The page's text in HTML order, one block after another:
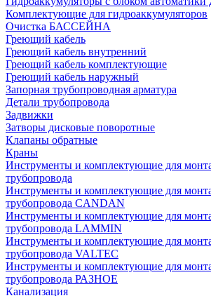
Комплектующие для гидроаккумуляторов
Очистка БАССЕЙНА
Греющий кабель
Греющий кабель внутренний
Греющий кабель комплектующие
Греющий кабель наружный
Запорная трубопроводная арматура
Детали трубопровода
Задвижки
Затворы дисковые поворотные
Клапаны обратные
Краны
Инструменты и комплектующие для
трубопровода
Инструменты и комплектующие для
трубопровода CANDAN
Инструменты и комплектующие для
трубопровода LAMMIN
Инструменты и комплектующие для
трубопровода VALTEC
Инструменты и комплектующие для
трубопровода РАЗНОЕ
Канализация